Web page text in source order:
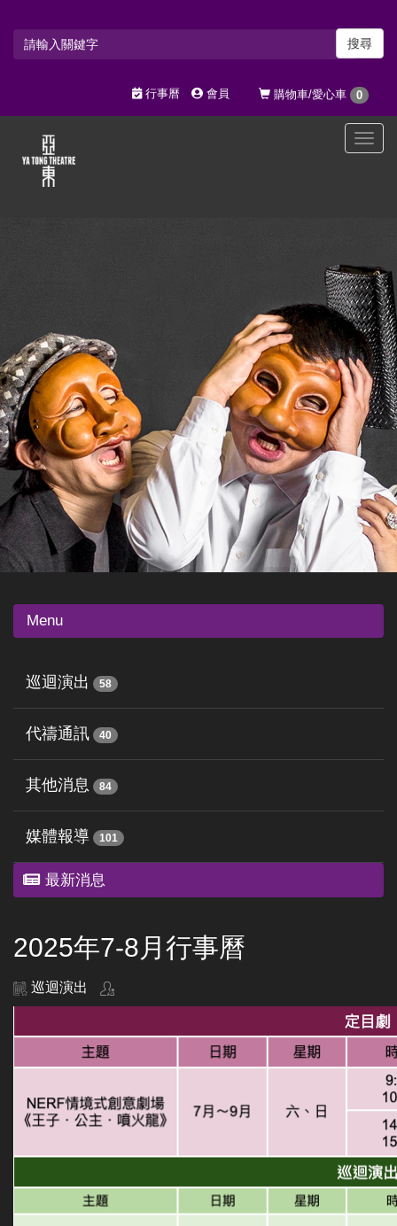
搜尋
購物車/愛心車 0
行事曆 會員
選
Menu
巡迴演出 58
代禱通訊 40
其他消息 84
媒體報導 101
最新消息
2025年7-8月行事曆
巡迴演出